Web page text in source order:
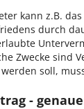
kann z.B.
durch
Zwecke sind
soll,
-